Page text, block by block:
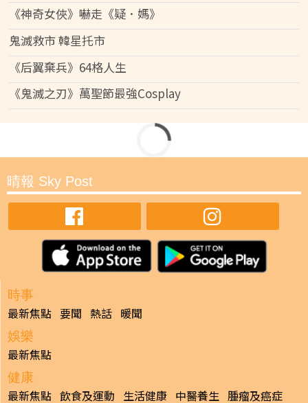
《神奇女俠》嚇走《疑．媽》
鬼滅救市 韓星托市
《后翼棄兵》64格人生
《鬼滅之刃》萬聖節最強Cosplay
晴報 Sky Post
時事
最新焦點 要聞 熱話 暖聞
娛樂
最新焦點
健康
最新焦點 飲食及運動 生活健康 中醫養生 腫瘤及癌症